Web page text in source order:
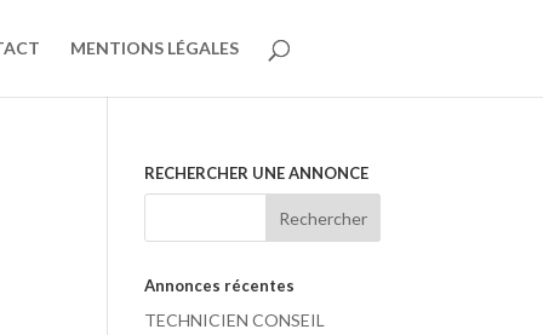
MENTIONS LÉGALES
RECHERCHER UNE ANNONCE
Annonces récentes
TECHNICIEN CONSEIL